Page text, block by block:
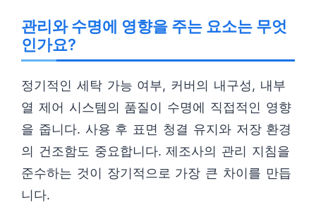
관리와 수명에 영향을 주는 요소는 무엇
인가요?
정기적인 세탁 가능 여부, 커버의 내구성, 내부
열 제어 시스템의 품질이 수명에 직접적인 영향
을 줍니다. 사용 후 표면 청결 유지와 저장 환경
의 건조함도 중요합니다. 제조사의 관리 지침을
준수하는 것이 장기적으로 가장 큰 차이를 만듭
니다.